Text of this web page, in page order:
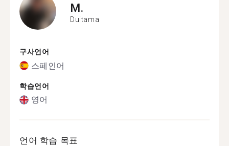
M.
Duitama
구사언어
스페인어
학습언어
영어
언어 학습 목표